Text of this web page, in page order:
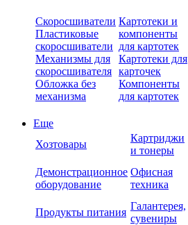
Скоросшиватели
Пластиковые
скоросшиватели
Механизмы для
скоросшивателя
Обложка без
механизма
Картотеки и
компоненты
для картотек
Картотеки для
карточек
Компоненты
для картотек
Еще
Хозтовары
Картриджи
и тонеры
Демонстрационное
оборудование
Офисная
техника
Продукты питания
Галантерея,
сувениры